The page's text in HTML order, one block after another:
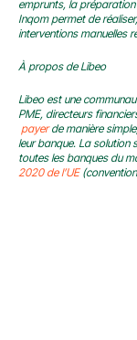
emprunts, la
Inqom permet de
interventions manuelles
À propos de Libeo
Libeo est une
PME, directeurs
payer de manière
leur banque. La solution
toutes les banques du
2020 de l’UE